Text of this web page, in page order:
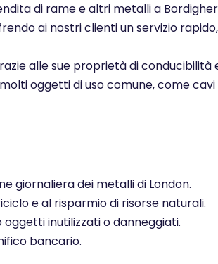
di rame e altri metalli a
ai nostri clienti un servizio
alle sue proprietà di
oggetti di uso comune, come
giornaliera dei metalli di London.
e al risparmio di risorse naturali.
inutilizzati o danneggiati.
bancario.